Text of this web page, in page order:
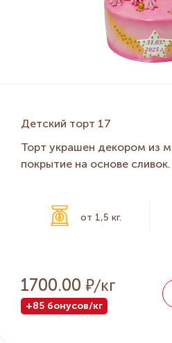
Детский торт 17
Торт украшен декором из
покрытие на основе
от 1,5 кг.
1700.00 Р
+85 бонусов/кг